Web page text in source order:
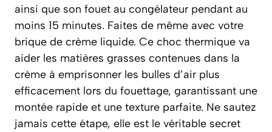
ainsi que son fouet au congélateur pendant au
moins 15 minutes. Faites de même avec votre
brique de crème liquide. Ce choc thermique va
aider les matières grasses contenues dans la
crème à emprisonner les bulles d’air plus
efficacement lors du fouettage, garantissant une
montée rapide et une texture parfaite. Ne sautez
jamais cette étape, elle est le véritable secret